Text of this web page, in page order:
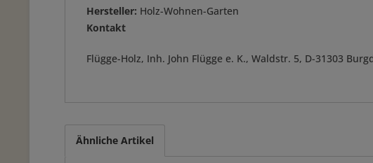
Hersteller: Holz-Wohnen-Garten
Kontakt
Flügge-Holz, Inh. John Flügge e. K., Waldstr. 5, D-31303
Ähnliche Artikel